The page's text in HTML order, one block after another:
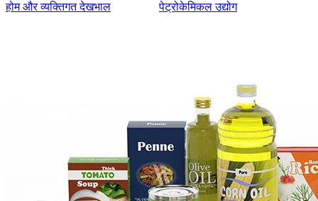
होम और व्यक्तिगत देखभाल पेट्रोकेमिकल उद्योग